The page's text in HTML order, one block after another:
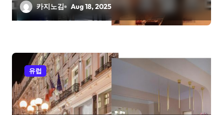
카지노김 Aug 18, 2025
유럽